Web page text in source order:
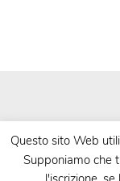
| Powered by
Questo sito Web
Supponiamo che